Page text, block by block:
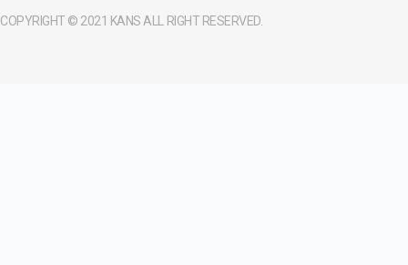
COPYRIGHT © 2021 KANS ALL RIGHT RESERVED.